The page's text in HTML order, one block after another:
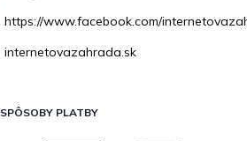
https://www.facebook.com/
internetovazahrada.sk
SPÔSOBY PLATBY